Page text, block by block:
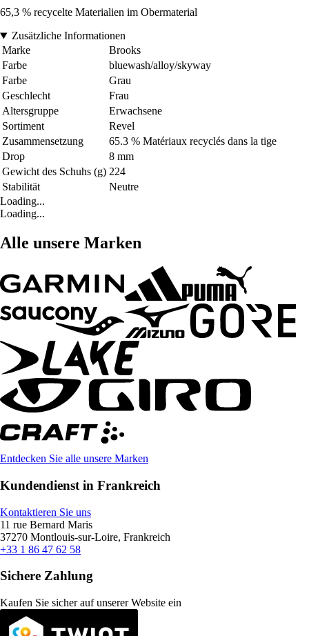
65,3 % recycelte Materialien im Obermaterial
Zusätzliche Informationen
Marke
Brooks
Farbe
bluewash/alloy/skyway
Farbe
Grau
Geschlecht
Frau
Altersgruppe
Erwachsene
Sortiment
Revel
Zusammensetzung
65.3 % Matériaux recyclés dans la tige
Drop
8 mm
Gewicht des Schuhs (g) 224
Stabilität
Neutre
Loading...
Loading...
Alle unsere Marken
Entdecken Sie alle unsere Marken
Kundendienst in Frankreich
Kontaktieren Sie uns
11 rue Bernard Maris
37270 Montlouis-sur-Loire, Frankreich
+33 1 86 47 62 58
Sichere Zahlung
Kaufen Sie sicher auf unserer Website ein